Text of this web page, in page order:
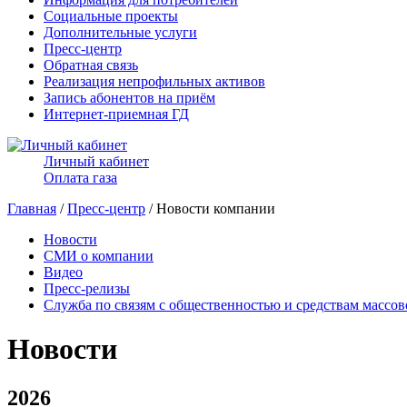
Социальные проекты
Дополнительные услуги
Пресс-центр
Обратная связь
Реализация непрофильных активов
Запись абонентов на приём
Интернет-приемная ГД
Личный кабинет
Оплата газа
Главная /Пресс-центр / Новости компании
Новости
СМИ о компании
Видео
Пресс-релизы
Служба по связям с общественностью и средствам
Новости
2026